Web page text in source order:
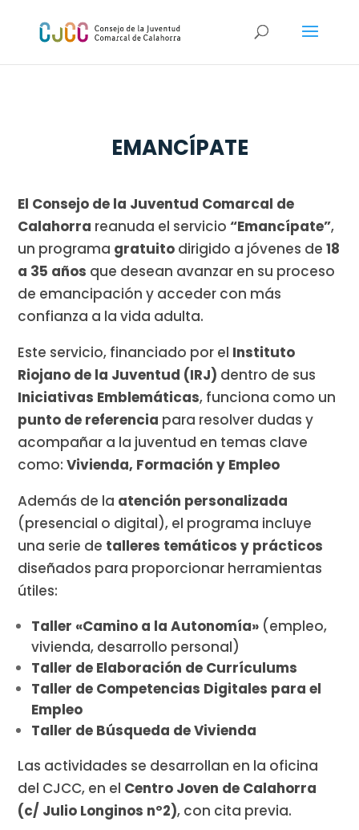
EMANCÍPATE
El Consejo de la Juventud Comarcal de
Calahorra reanuda el servicio“Emancípate”,
un programa gratuito dirigido a jóvenes de18
a 35 años que desean avanzar en su proceso
de emancipación y acceder con más
confianza a la vida adulta.
Este servicio, financiado por el Instituto
Riojano de la Juventud (IRJ) dentro de sus
Iniciativas Emblemáticas, funciona como un
punto de referencia para resolver dudas y
acompañar a la juventud en temas clave
como:Vivienda, Formación y Empleo
Además de la atención personalizada
(presencial o digital), el programa incluye
una serie de talleres temáticos y prácticos
diseñados para proporcionar herramientas
útiles:
Taller «Camino a la Autonomía» (empleo,
vivienda, desarrollo personal)
Taller de Elaboración de Currículums
Taller de Competencias Digitales para el
Empleo
Taller de Búsqueda de Vivienda
Las actividades se desarrollan en la oficina
del CJCC, en el Centro Joven de Calahorra
(c/ Julio Longinos nº2), con cita previa.